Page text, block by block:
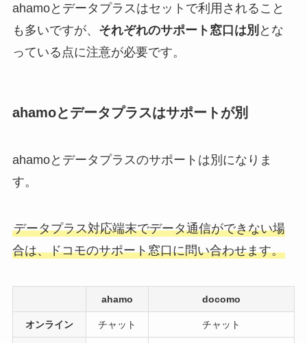
ahamoとデータプラスはセットで利用されること
も多いですが、 それぞれのサポート窓口は別 とな
っている点に注意が必要です。
ahamoとデータプラスはサポートが別
ahamoとデータプラスのサポートは別になりま
す。
データプラス対応端末でデータ通信ができない場
合は、ドコモのサポート窓口に問い合わせます。
ahamo docomo
オンライン チャット チャット